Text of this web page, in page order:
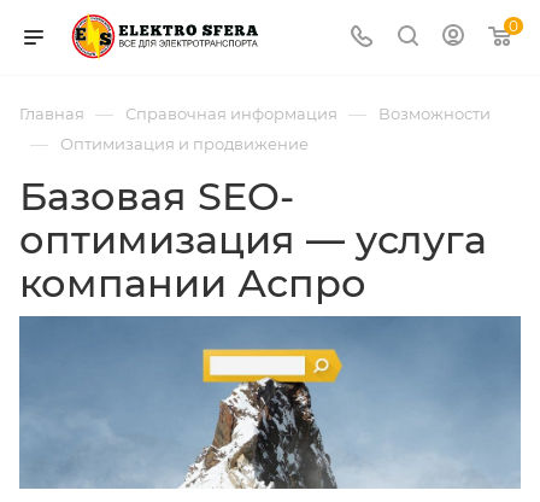
0
Главная — Справочная информация — Возможности
— Оптимизация и продвижение
Базовая SEO-
оптимизация — услуга
компании Аспро